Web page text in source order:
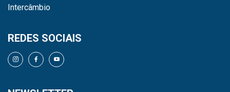
Intercâmbio
REDES SOCIAIS